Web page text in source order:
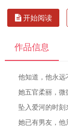
开始阅读
作品信息
他知道，他永
她五官柔丽，微
坠入爱河的时刻
她已有男友，他